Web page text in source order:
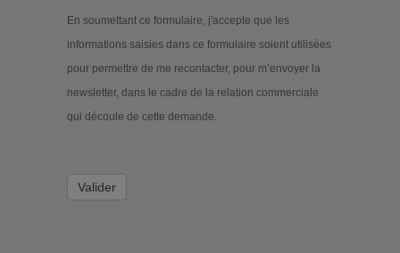
En soumettant ce formulaire, j'accepte que les
informations saisies dans ce formulaire soient utilisées
pour permettre de me recontacter, pour m’envoyer la
newsletter, dans le cadre de la relation commerciale
qui découle de cette demande.
Valider